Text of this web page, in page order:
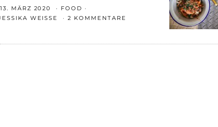
13. MÄRZ 2020
FOOD
WEISSE
2 KOMMENTARE